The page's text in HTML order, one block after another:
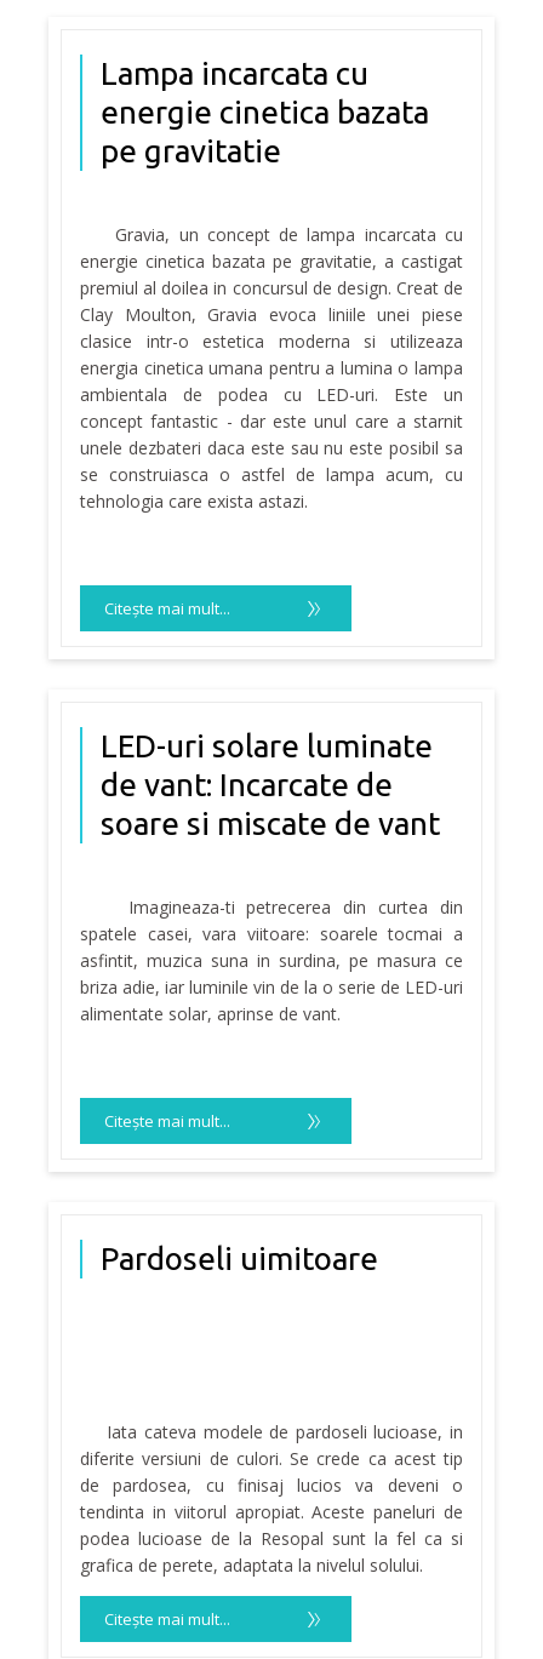
Lampa incarcata cu
energie cinetica bazata
pe gravitatie
Gravia, un concept de lampa incarcata cu
energie cinetica bazata pe gravitatie, a castigat
premiul al doilea in concursul de design. Creat de
Clay Moulton, Gravia evoca liniile unei piese
clasice intr-o estetica moderna si utilizeaza
energia cinetica umana pentru a lumina o lampa
ambientala de podea cu LED-uri. Este un
concept fantastic - dar este unul care a starnit
unele dezbateri daca este sau nu este posibil sa
se construiasca o astfel de lampa acum, cu
tehnologia care exista astazi.
Citeşte mai mult...
LED-uri solare luminate
de vant: Incarcate de
soare si miscate de vant
Imagineaza-ti petrecerea din curtea din
spatele casei, vara viitoare: soarele tocmai a
asfintit, muzica suna in surdina, pe masura ce
briza adie, iar luminile vin de la o serie de LED-uri
alimentate solar, aprinse de vant.
Citeşte mai mult...
Pardoseli uimitoare
Iata cateva modele de pardoseli lucioase, in
diferite versiuni de culori. Se crede ca acest tip
de pardosea, cu finisaj lucios va deveni o
tendinta in viitorul apropiat. Aceste paneluri de
podea lucioase de la Resopal sunt la fel ca si
grafica de perete, adaptata la nivelul solului.
Citeşte mai mult...